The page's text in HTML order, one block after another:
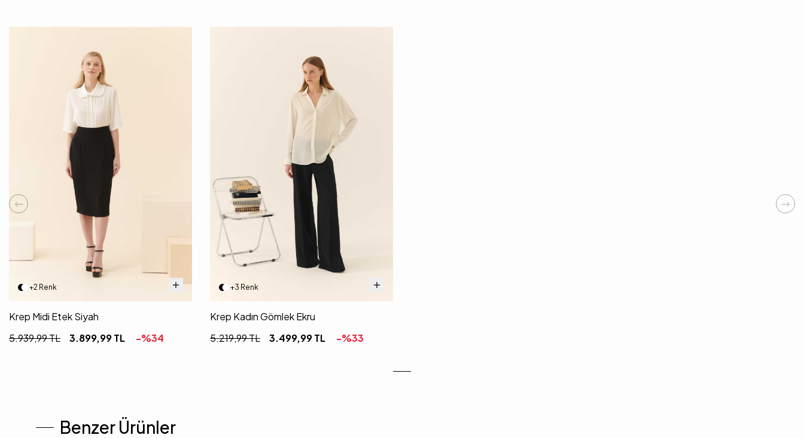
+2 Renk
Krep Midi Etek Siyah
5.939,99TL 3.899,99TL -%34
+3 Renk
Krep Kadın Gömlek Ekru
5.219,99TL 3.499,99TL -%33
Benzer Ürünler